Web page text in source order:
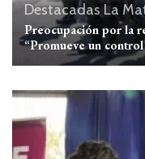
Destacadas La
Preocupación por la
“Promueve un